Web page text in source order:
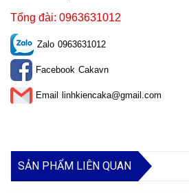
Tổng đài: 0963631012
Zalo 0963631012
Facebook Cakavn
Email linhkiencaka@gmail.com
SẢN PHẨM LIÊN QUAN